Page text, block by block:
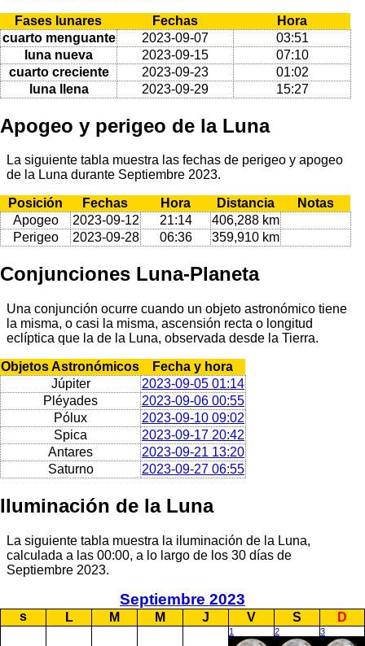
Fases lunares Fechas
Hora
cuarto menguante
2023-09-07
03:51
luna nueva
2023-09-15
07:10
cuarto creciente
2023-09-23
01:02
luna llena
2023-09-29 15:27
Apogeo y perigeo de la Luna
La siguiente tabla muestra las fechas de perigeo y apogeo
de la Luna durante Septiembre 2023.
Posición Fechas Hora Distancia
Notas
Apogeo
2023-09-12 21:14
406,288 km
Perigeo
2023-09-28 06:36 359,910 km
Conjunciones Luna-Planeta
Una conjunción ocurre cuando un objeto astronómico tiene
la misma, o casi la misma, ascensión recta o longitud
eclíptica que la de la Luna, observada desde la Tierra.
Objetos Astronómicos
Fecha y hora
Júpiter
2023-09-05 01:14
Pléyades
2023-09-06 00:55
Pólux
2023-09-10 09:02
Spica
2023-09-17 20:42
Antares
2023-09-21 13:20
Saturno
2023-09-27 06:55
Iluminación de la Luna
La siguiente tabla muestra la iluminación de la Luna,
calculada a las 00:00, a lo largo de los 30 días de
Septiembre 2023.
Septiembre 2023
s L M M J V S D
1 2 3